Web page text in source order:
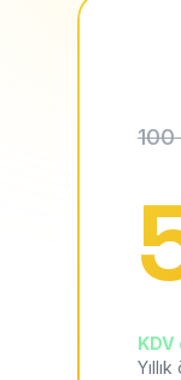
100
KDV